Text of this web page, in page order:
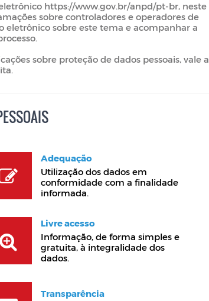
https://www.gov.br/anpd/pt-br, neste
sobre controladores e operadores de
eletrônico sobre este tema e acompanhar a
sobre proteção de dados pessoais, vale a
Adequação
Utilização dos dados em
conformidade com a finalidade
informada.
Livre acesso
Informação, de forma simples e
gratuita, à integralidade dos
dados.
Transparência